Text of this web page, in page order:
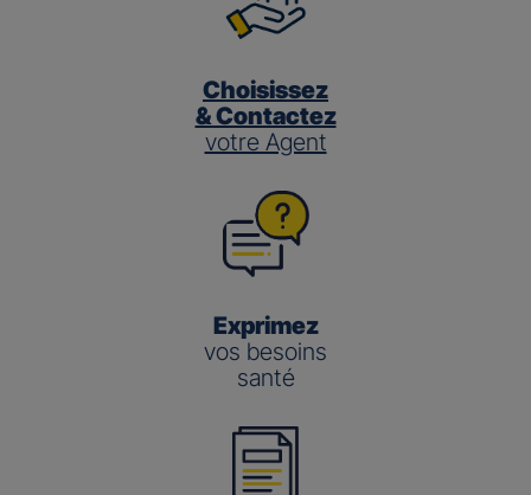
Choisissez
& Contactez
votre Agent
Exprimez
vos besoins
santé